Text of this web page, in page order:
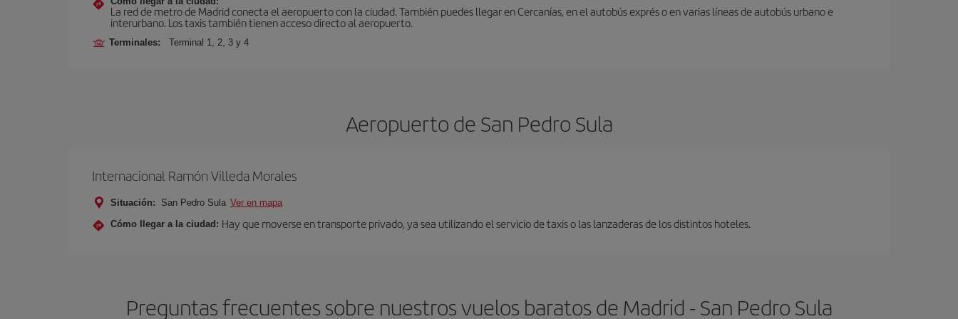
La red de metro de Madrid conecta el aeropuerto con la ciudad. También puedes llegar en Cercanías, en el autobús exprés o en varias líneas de autobús urbano e
interurbano. Los taxis también tienen acceso directo al aeropuerto.
Terminales: Terminal 1, 2, 3 y 4
Aeropuerto de San Pedro Sula
Internacional Ramón Villeda Morales
Situación: San Pedro Sula Ver en mapa
Cómo llegar a la ciudad: Hay que moverse en transporte privado, ya sea utilizando el servicio de taxis o las lanzaderas de los distintos hoteles.
Preguntas frecuentes sobre nuestros vuelos baratos de Madrid - San Pedro Sula